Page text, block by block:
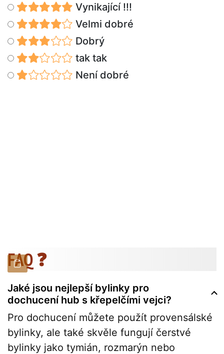
Vynikající !!!
Velmi dobré
Dobrý
tak tak
Není dobré
FAQ ❓
Jaké jsou nejlepší bylinky pro
dochucení hub s křepelčími vejci?
Pro dochucení můžete použít provensálské
bylinky, ale také skvěle fungují čerstvé
bylinky jako tymián, rozmarýn nebo